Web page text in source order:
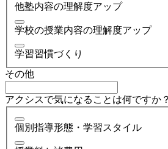
他塾内容の理解度アップ
学校の授業内容の理解度アップ
学習習慣づくり
その他
アクシスで気になることは何ですか
個別指導形態・学習スタイル